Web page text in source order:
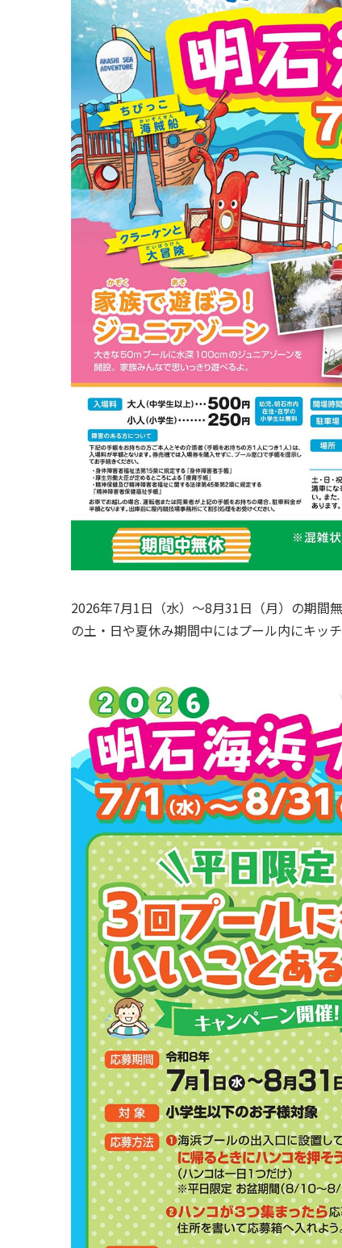
2026年7月1日（水）〜8月31日（月）の期間
の土・日や夏休み期間中にはプール内にキッ